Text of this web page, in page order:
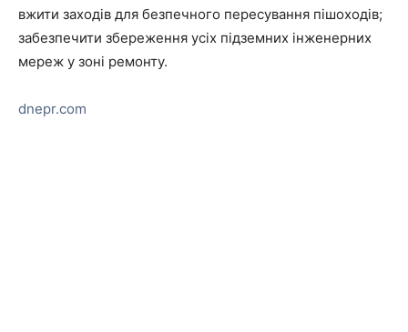
вжити заходів для безпечного пересування пішоходів;
забезпечити збереження усіх підземних інженерних
мереж у зоні ремонту.
dnepr.com